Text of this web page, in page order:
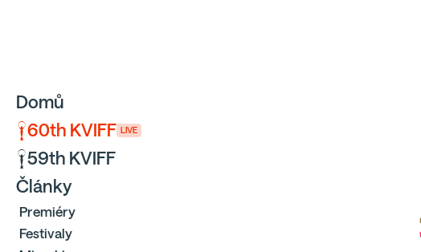
Domů
60th KVIFF LIVE
59th KVIFF
Články
Premiéry
Festivaly